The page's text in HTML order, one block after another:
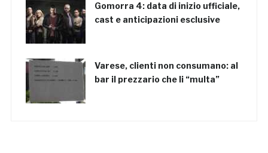
Gomorra 4: data di inizio ufficiale,
cast e anticipazioni esclusive
Varese, clienti non consumano: al
bar il prezzario che li “multa”